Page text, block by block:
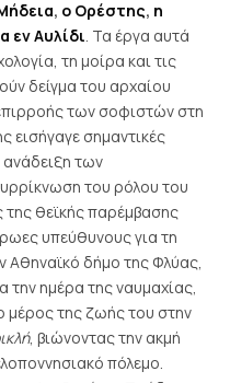
, ο Ορέστης, η
εν Αυλίδι . Τα έργα αυτά
τη μοίρα και τις
δείγμα του αρχαίου
των σοφιστών στη
εισήγαγε σημαντικές
των
του ρόλου του
θεϊκής παρέμβασης
υπεύθυνους για τη
Αθηναϊκό δήμο της Φλύας,
την ημέρα της ναυμαχίας,
μέρος της ζωής του στην
, βιώνοντας την ακμή
πόλεμο.